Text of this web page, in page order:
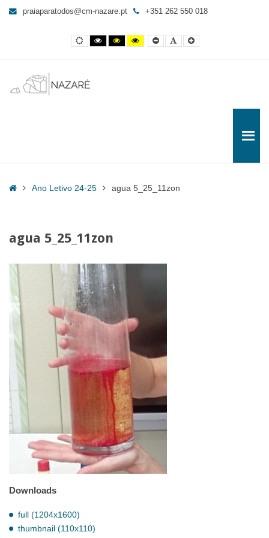
para
praiaparatodos@cm-nazare.pt +351 262 550 018
Contraste
normal
Contraste
preto
branco
Contraste
preto
amarelo
Yellow
and
contrast
Smaller
Font
Letra
por
Letra
maior
HomeAno Letivo 24-25 agua 5_25_11zon
agua 5_25_11zon
Downloads
full (1204x1600)
thumbnail (110x110)